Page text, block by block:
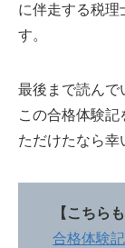
に伴走する税理
す。
最後まで読んで
この合格体験
ただけたなら幸
【こちら
合格体験